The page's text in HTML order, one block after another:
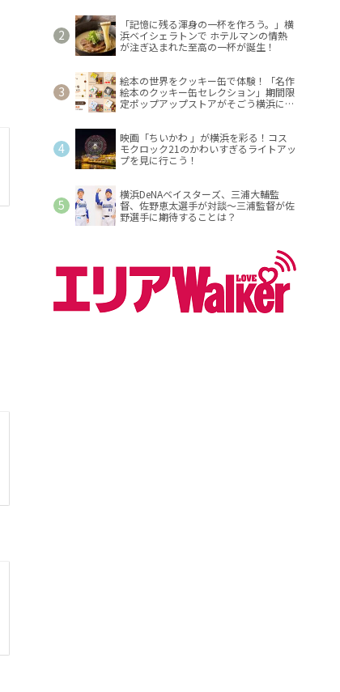
「記憶に残る渾身の一杯を作ろう。」横
浜ベイシェラトンで ホテルマンの情熱
が注ぎ込まれた至高の一杯が誕生！
絵本の世界をクッキー缶で体験！「名作
絵本のクッキー缶セレクション」期間限
定ポップアップストアがそごう横浜に登
映画「ちいかわ 」が横浜を彩る！コス
モクロック21のかわいすぎるライトアッ
プを見に行こう！
横浜DeNAベイスターズ、三浦大輔監
督、佐野恵太選手が対談～三浦監督が佐
野選手に期待することは？